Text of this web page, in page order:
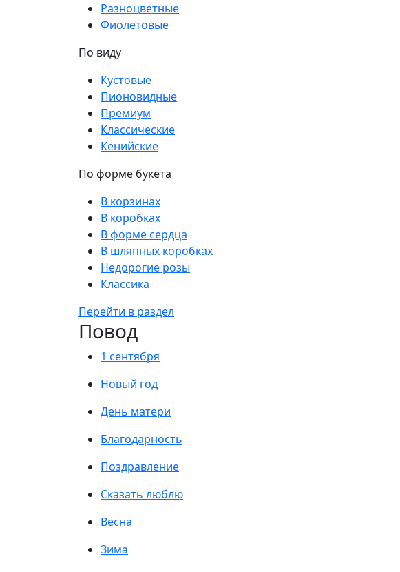
Разноцветные
Фиолетовые
По виду
Кустовые
Пионовидные
Премиум
Классические
Кенийские
По форме букета
В корзинах
В коробках
В форме сердца
В шляпных коробках
Недорогие розы
Классика
Перейти в раздел
Повод
1 сентября
Новый год
День матери
Благодарность
Поздравление
Сказать люблю
Весна
Зима